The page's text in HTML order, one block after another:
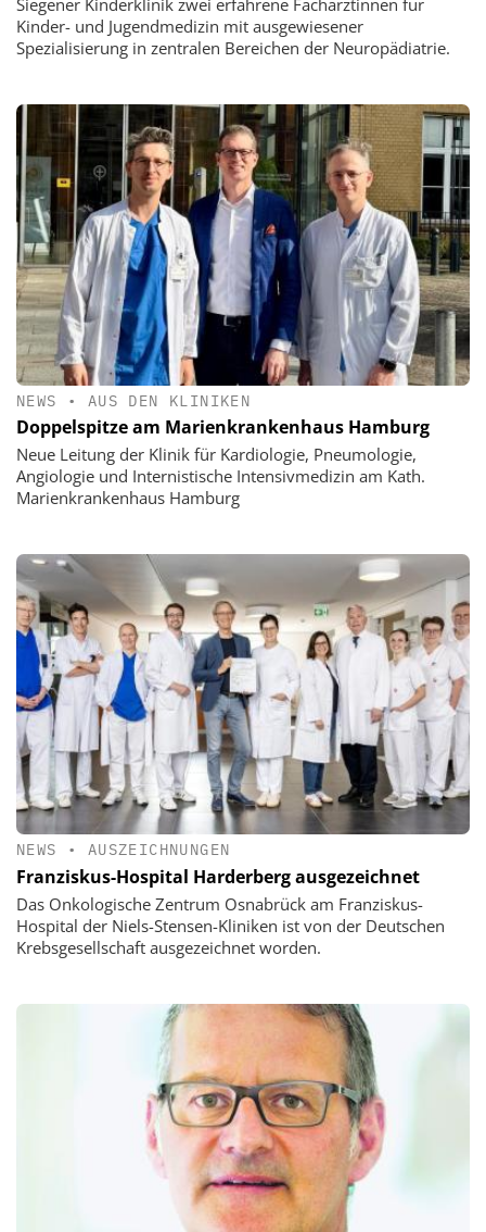
Siegener Kinderklinik zwei erfahrene Fachärztinnen für
Kinder- und Jugendmedizin mit ausgewiesener
Spezialisierung in zentralen Bereichen der Neuropädiatrie.
NEWS • AUS DEN KLINIKEN
Doppelspitze am Marienkrankenhaus Hamburg
Neue Leitung der Klinik für Kardiologie, Pneumologie,
Angiologie und Internistische Intensivmedizin am Kath.
Marienkrankenhaus Hamburg
NEWS • AUSZEICHNUNGEN
Franziskus-Hospital Harderberg ausgezeichnet
Das Onkologische Zentrum Osnabrück am Franziskus-
Hospital der Niels-Stensen-Kliniken ist von der Deutschen
Krebsgesellschaft ausgezeichnet worden.